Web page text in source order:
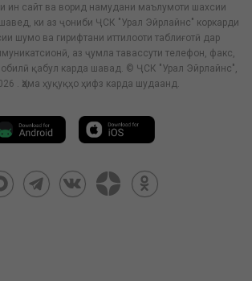
ин сайт ва ворид намудани маълумоти шахсии
ки аз ҷониби ҶСК "Урал Эйрлайнс" коркарди
шумо ва гирифтани иттилооти таблиғотӣ дар
аз ҷумла тавассути телефон, факс,
қабул карда шавад. © ҶСК "Урал Эйрлайнс",
. Ҳама ҳуқуқҳо ҳифз карда шудаанд.